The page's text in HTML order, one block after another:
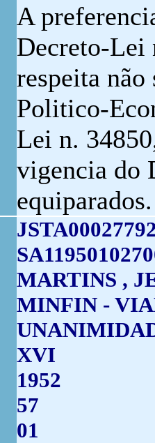
A
Decreto-Lei
respeita
Politico-
Lei n.
vigencia do
equiparados.
MARTINS ,
MINFIN -
XVI
1952
57
01